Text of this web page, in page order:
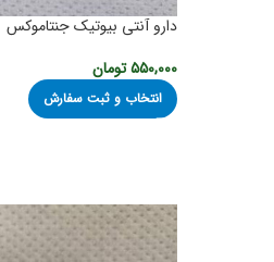
دارو آنتی بیوتیک جنتاموکس
۵۵۰,۰۰۰تومان
انتخاب و ثبت سفارش